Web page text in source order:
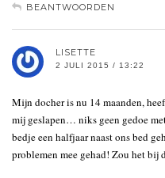
BEANTWOORDEN
LISETTE
2 JULI 2015 / 13:22
Mijn docher is nu 14 maanden,
mij geslapen… niks geen gedoe
bedje een halfjaar naast ons bed
problemen mee gehad! Zou het bij